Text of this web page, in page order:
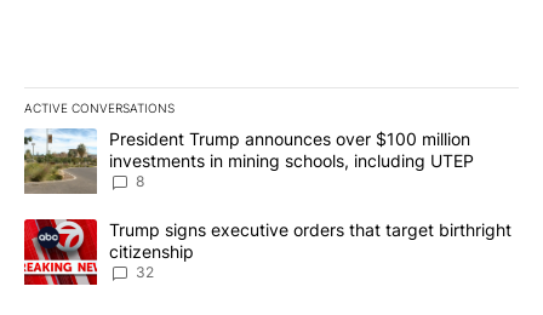
ACTIVE CONVERSATIONS
The following is a list of the most commented articles in the last
A trending article titled "President Trump announces over $100
President Trump announces over $100 million
investments in mining schools, including UTEP
8
A trending article titled "Trump signs executive orders that
Trump signs executive orders that target birthright
citizenship
32